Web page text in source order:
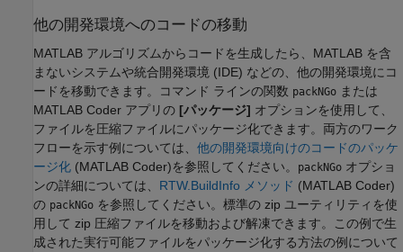
他の開発環境へのコードの移動
MATLAB アルゴリズムからコードを生成したら、MATLAB を含
まないシステムや統合開発環境 (IDE) などの、他の開発環境にコ
ードを移動できます。コマンド ラインの関数 packNGo または
MATLAB Coder アプリの [パッケージ] オプションを使用して、
ファイルを圧縮ファイルにパッケージ化できます。両方のワーク
フローを示す例については、 他の開発環境向けのコードのパッケ
ージ化 (MATLAB Coder)を参照してください。 packNGo オプショ
ンの詳細については、 RTW.BuildInfo メソッド (MATLAB Coder)
の packNGo を参照してください。標準の zip ユーティリティを使
用して zip 圧縮ファイルを移動および解凍できます。この例で生
成された実行可能ファイルをパッケージ化する方法の例について